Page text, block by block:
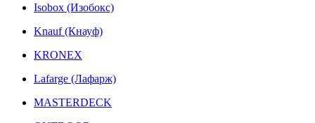
Isobox (Изобокс)
Knauf (Кнауф)
KRONEX
Lafarge (Лафарж)
MASTERDECK